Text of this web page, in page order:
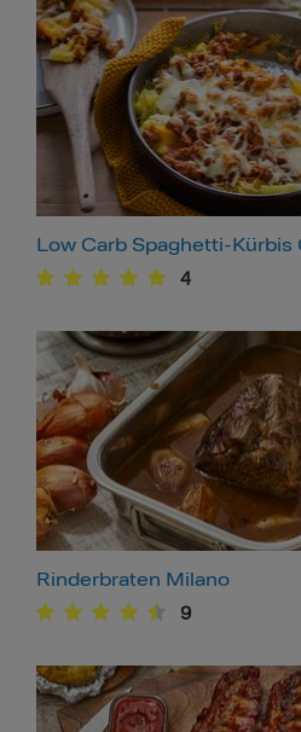
Low Carb Spaghetti-Kürbis
4
Rinderbraten Milano
9